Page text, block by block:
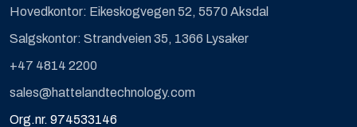
Hovedkontor: Eikeskogvegen 52, 5570 Aksdal
Salgskontor: Strandveien 35, 1366 Lysaker
+47 4814 2200
sales@hattelandtechnology.com
Org.nr. 974533146
Computing
Software og analyse
Kurs og eventer